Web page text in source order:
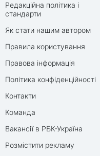
Редакційна політика і
стандарти
Як стати нашим автором
Правила користування
Правова інформація
Політика конфіденційності
Контакти
Команда
Вакансії в РБК-Україна
Розмістити рекламу